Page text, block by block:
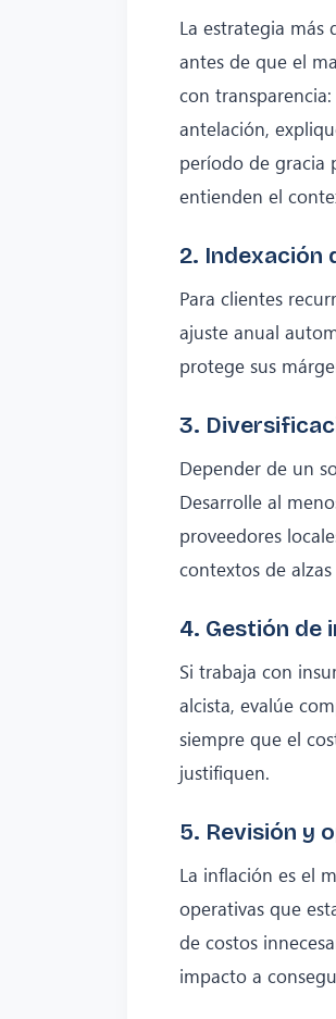
La estrategia más
antes de que el
con
antelación,
período de gracia
entienden el
2.
Para clientes
ajuste anual
protege sus
3.
Depender de un
Desarrolle al
proveedores
contextos de
4. Gestión de
Si trabaja con
alcista, evalúe
siempre que el
justifiquen.
5. Revisión y
La inflación es el
operativas que
de costos
impacto a